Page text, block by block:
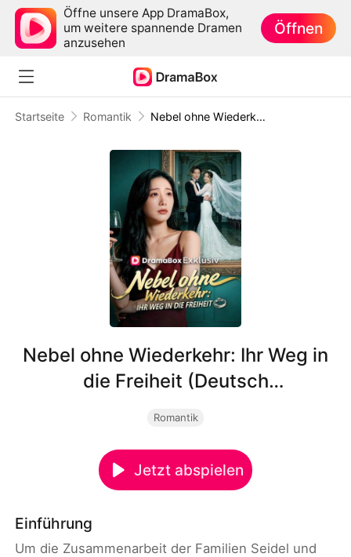
Öffne unsere App DramaBox,
um weitere spannende Dramen
anzusehen
Öffnen
Startseite Romantik Nebel ohne Wiederkehr: Ihr Weg in die Freiheit (Deutsch Synchronisiert)
Nebel ohne Wiederkehr: Ihr Weg in
die Freiheit (Deutsch
Romantik
Jetzt abspielen
Einführung
Um die Zusammenarbeit der Familien Seidel und